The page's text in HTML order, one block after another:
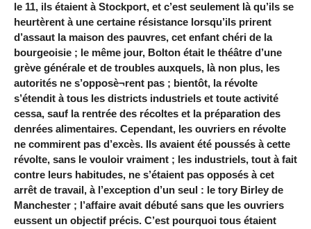
le 11, ils étaient à Stockport, et c’est seulement là qu’ils se
heurtèrent à une certaine résistance lorsqu’ils prirent
d’assaut la maison des pauvres, cet enfant chéri de la
bourgeoisie ; le même jour, Bolton était le théâtre d’une
grève générale et de troubles auxquels, là non plus, les
autorités ne s’opposè¬rent pas ; bientôt, la révolte
s’étendit à tous les districts industriels et toute activité
cessa, sauf la rentrée des récoltes et la préparation des
denrées alimentaires. Cependant, les ouvriers en révolte
ne commirent pas d’excès. Ils avaient été poussés à cette
révolte, sans le vouloir vraiment ; les industriels, tout à fait
contre leurs habitudes, ne s’étaient pas opposés à cet
arrêt de travail, à l’exception d’un seul : le tory Birley de
Manchester ; l’affaire avait débuté sans que les ouvriers
eussent un objectif précis. C’est pourquoi tous étaient